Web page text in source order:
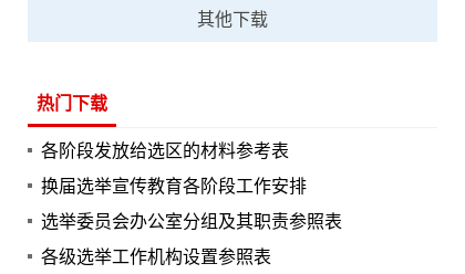
其他下载
热门下载
各阶段发放给选区的材料参考表
换届选举宣传教育各阶段工作安排
选举委员会办公室分组及其职责参照表
各级选举工作机构设置参照表